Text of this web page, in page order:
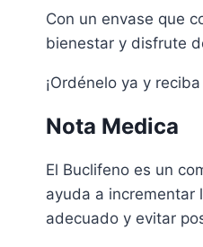
Con un envase que
bienestar y disfrute
¡Ordénelo ya y
Nota Medica
El Buclifeno es un
ayuda a incrementar
adecuado y evitar